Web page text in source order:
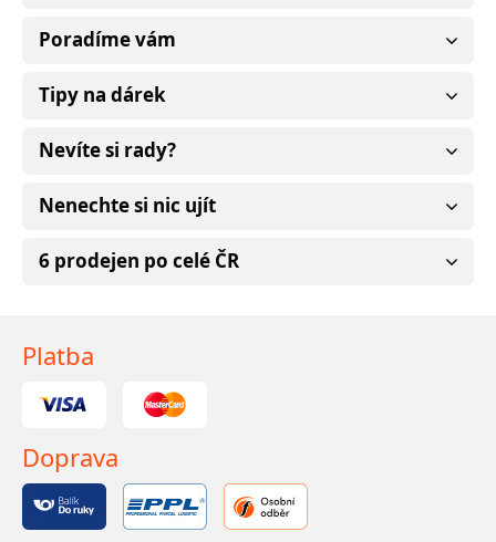
Poradíme vám
Tipy na dárek
Nevíte si rady?
Nenechte si nic ujít
6 prodejen po celé ČR
Platba
Doprava